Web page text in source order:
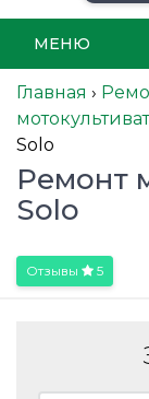
МЕНЮ
Главная ›
Solo
Ремонт
Solo
Отзывы 5